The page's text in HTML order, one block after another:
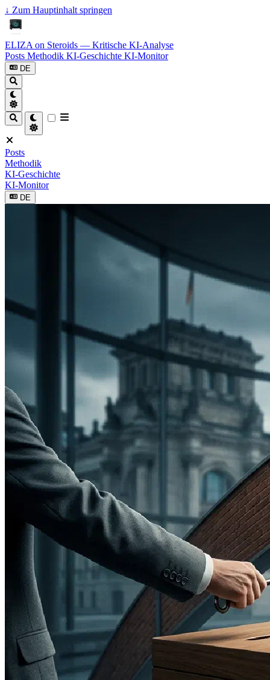
↓ Zum Hauptinhalt springen
ELIZA on Steroids — Kritische KI-Analyse
Posts Methodik KI-Geschichte KI-Monitor
DE
Posts
Methodik
KI-Geschichte
KI-Monitor
DE